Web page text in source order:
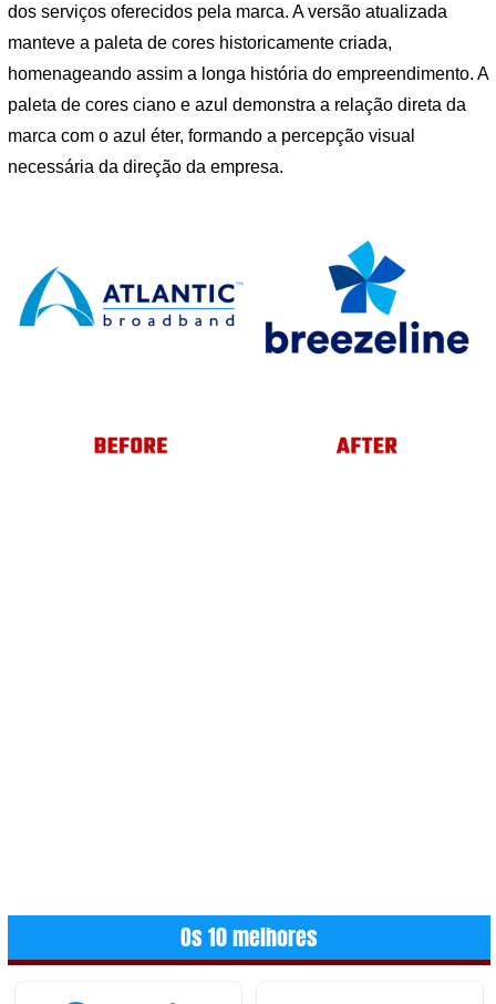
dos serviços oferecidos pela marca. A versão atualizada
manteve a paleta de cores historicamente criada,
homenageando assim a longa história do empreendimento. A
paleta de cores ciano e azul demonstra a relação direta da
marca com o azul éter, formando a percepção visual
necessária da direção da empresa.
Os 10 melhores